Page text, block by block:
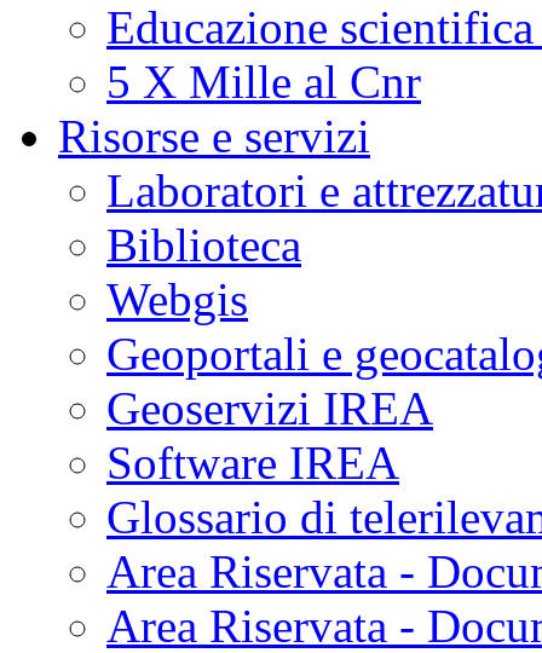
Educazione
5 X Mille al Cnr
Risorse e servizi
Laboratori e
Biblioteca
Webgis
Geoportali e
Geoservizi IREA
Software IREA
Glossario di
Area Riservata -
Area Riservata -